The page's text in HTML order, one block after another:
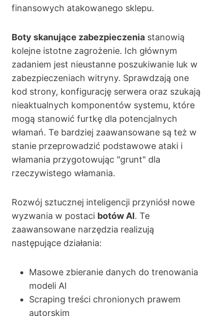
finansowych atakowanego sklepu.
Boty skanujące zabezpieczenia stanowią
kolejne istotne zagrożenie. Ich głównym
zadaniem jest nieustanne poszukiwanie luk w
zabezpieczeniach witryny. Sprawdzają one
kod strony, konfigurację serwera oraz szukają
nieaktualnych komponentów systemu, które
mogą stanowić furtkę dla potencjalnych
włamań. Te bardziej zaawansowane są też w
stanie przeprowadzić podstawowe ataki i
włamania przygotowując "grunt" dla
rzeczywistego włamania.
Rozwój sztucznej inteligencji przyniósł nowe
wyzwania w postaci botów AI. Te
zaawansowane narzędzia realizują
następujące działania:
Masowe zbieranie danych do trenowania
modeli AI
Scraping treści chronionych prawem
autorskim